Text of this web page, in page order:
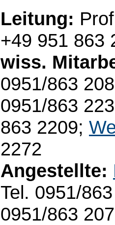
Leitung:
+49 951 863
wiss.
0951/863
0951/863
863 2209;
2272
Angestellte:
Tel. 0951/
0951/863